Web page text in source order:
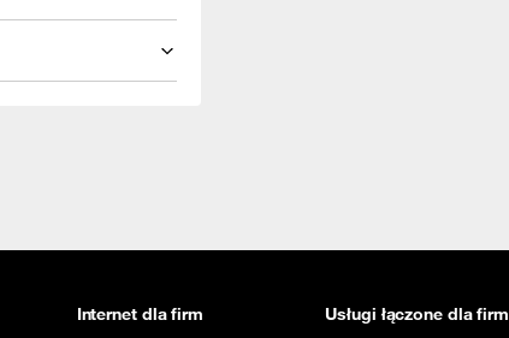
Internet dla firm Usługi łączone dla firm